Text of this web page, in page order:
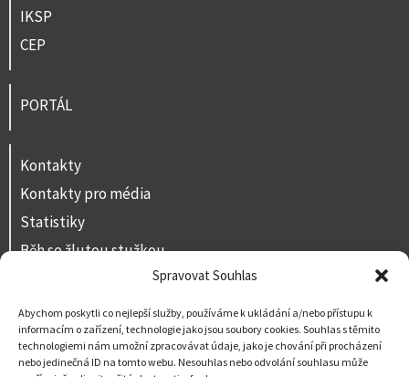
Spravovat Souhlas
Abychom poskytli co nejlepší služby, používáme k ukládání a/nebo přístupu k
informacím o zařízení, technologie jako jsou soubory cookies. Souhlas s těmito
technologiemi nám umožní zpracovávat údaje, jako je chování při procházení
nebo jedinečná ID na tomto webu. Nesouhlas nebo odvolání souhlasu může
IKSP
CEP
PORTÁL
Kontakty
Kontakty pro média
Statistiky
Běh se žlutou stužkou
Prohlášení o přístupnosti
Napište nám